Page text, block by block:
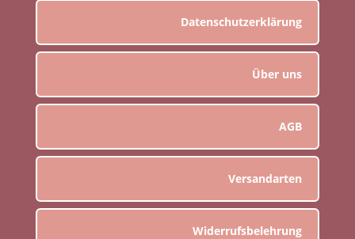
Datenschutzerklärung
Über uns
AGB
Versandarten
Widerrufsbelehrung